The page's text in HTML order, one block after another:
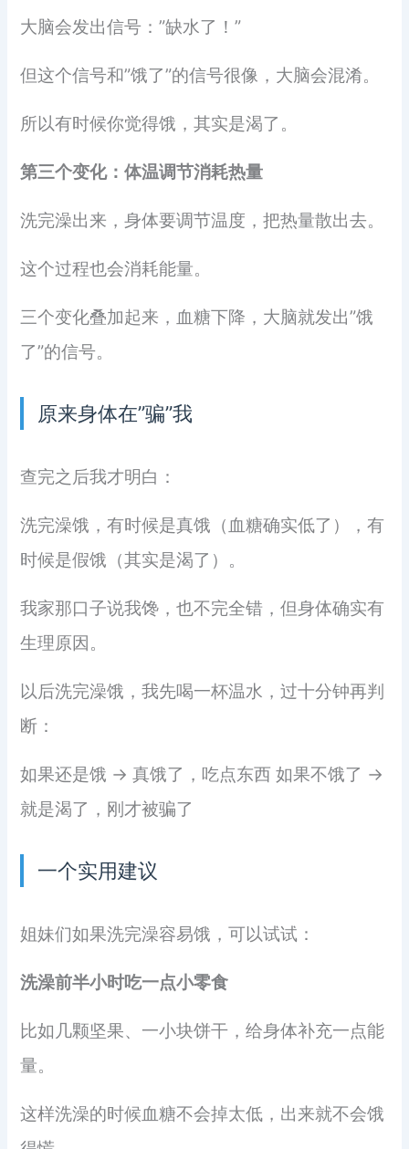
大脑会发出信号：”缺水了！”
但这个信号和”饿了”的信号很像，大脑会混淆。
所以有时候你觉得饿，其实是渴了。
第三个变化：体温调节消耗热量
洗完澡出来，身体要调节温度，把热量散出去。
这个过程也会消耗能量。
三个变化叠加起来，血糖下降，大脑就发出”饿
了”的信号。
原来身体在”骗”我
查完之后我才明白：
洗完澡饿，有时候是真饿（血糖确实低了），有
时候是假饿（其实是渴了）。
我家那口子说我馋，也不完全错，但身体确实有
生理原因。
以后洗完澡饿，我先喝一杯温水，过十分钟再判
断：
如果还是饿 → 真饿了，吃点东西 如果不饿了 →
就是渴了，刚才被骗了
一个实用建议
姐妹们如果洗完澡容易饿，可以试试：
洗澡前半小时吃一点小零食
比如几颗坚果、一小块饼干，给身体补充一点能
量。
这样洗澡的时候血糖不会掉太低，出来就不会饿